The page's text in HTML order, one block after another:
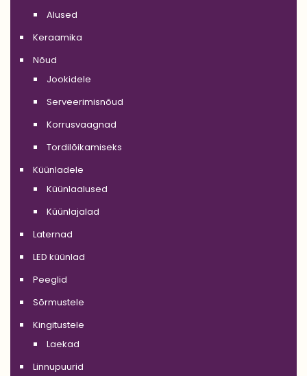
Alused
Keraamika
Nõud
Jookidele
Serveerimisnõud
Korrusvaagnad
Tordilõikamiseks
Küünladele
Küünlaalused
Küünlajalad
Laternad
LED küünlad
Peeglid
Sõrmustele
Kingitustele
Laekad
Linnupuurid